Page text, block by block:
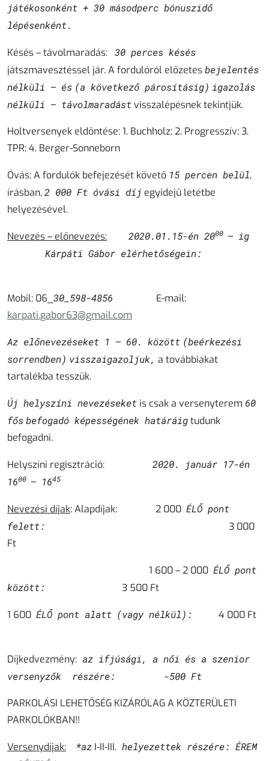
játékosonként + 30 másodperc bónuszidő
lépésenként.
Késés – távolmaradás: 30 perces késés
játszmavesztéssel jár. A fordulóról előzetesbejelentés
nélküli – és (a következő párosításig) igazolás
nélküli – távolmaradástvisszalépésnek tekintjük.
Holtversenyek eldöntése:1. Buchholz; 2. Progresszív; 3.
TPR; 4. Berger-Sonneborn
Óvás:A fordulók befejezését követő 15 percen belül,
írásban,2 000 Ft óvási díj egyidejű letétbe
helyezésével.
Nevezés – előnevezés: 2020.01.15-én 2000 – ig
Kárpáti Gábor elérhetőségein:
Mobil: 06_ 30_598-4856 E-mail:
karpati.gabor63@gmail.com
Az előnevezéseket 1 – 60. között (beérkezési
sorrendben) visszaigazoljuk, a továbbiakat
tartalékba tesszük.
Új helyszíni nevezéseket is csak a versenyterem 60
fősbefogadó képességének határáigtudunk
befogadni.
Helyszíni regisztráció:
2020. január 17-én
1600 – 1645
Nevezési díjak:Alapdíjak: 2 000 ÉLŐ pont
felett: 3 000
Ft
1 600 – 2 000 ÉLŐ pont
között: 3 500 Ft
1 600 ÉLŐ pont alatt (vagy nélkül): 4 000 Ft
Díjkedvezmény: az ifjúsági, a női és a szenior
versenyzők részére: -500 Ft
PARKOLÁSI LEHETŐSÉG KIZÁRÓLAG A KÖZTERÜLETI
PARKOLÓKBAN!!
Versenydíjak: *az I-II-III. helyezettek részére: ÉREM